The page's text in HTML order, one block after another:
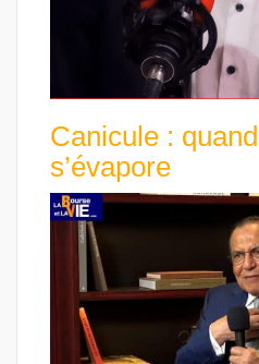
Canicule :
s’évapore